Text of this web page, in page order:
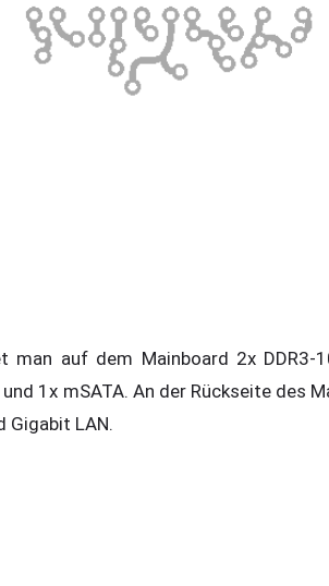
auf dem Mainboard 2x DDR3-
1x mSATA. An der Rückseite des
Gigabit LAN.